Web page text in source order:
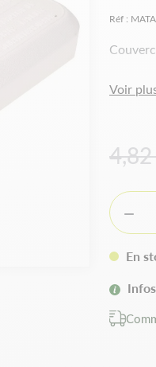
Réf :
Voir

En